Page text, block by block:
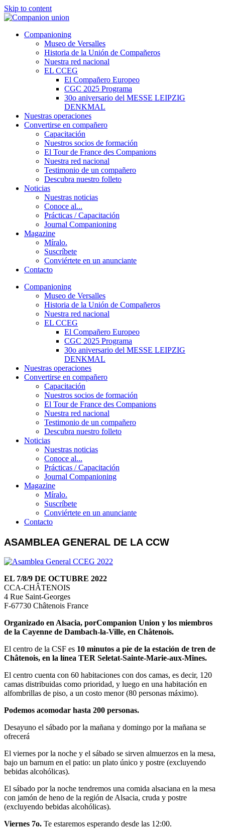
Skip to content
Companioning
Museo de Versalles
Historia de la Unión de Compañeros
Nuestra red nacional
EL CCEG
El Compañero Europeo
CGC 2025 Programa
30o aniversario del MESSE LEIPZIG
DENKMAL
Nuestras operaciones
Convertirse en compañero
Capacitación
Nuestros socios de formación
El Tour de France des Companions
Nuestra red nacional
Testimonio de un compañero
Descubra nuestro folleto
Noticias
Nuestras noticias
Conoce al...
Prácticas / Capacitación
Journal Companioning
Magazine
Míralo.
Suscríbete
Conviértete en un anunciante
Contacto
Companioning
Museo de Versalles
Historia de la Unión de Compañeros
Nuestra red nacional
EL CCEG
El Compañero Europeo
CGC 2025 Programa
30o aniversario del MESSE LEIPZIG
DENKMAL
Nuestras operaciones
Convertirse en compañero
Capacitación
Nuestros socios de formación
El Tour de France des Companions
Nuestra red nacional
Testimonio de un compañero
Descubra nuestro folleto
Noticias
Nuestras noticias
Conoce al...
Prácticas / Capacitación
Journal Companioning
Magazine
Míralo.
Suscríbete
Conviértete en un anunciante
Contacto
ASAMBLEA GENERAL DE LA CCW
EL 7/8/9 DE OCTUBRE 2022
CCA-CHÂTENOIS
4 Rue Saint-Georges
F-67730 Châtenois France
Organizado en Alsacia, porCompanion Union y los miembros
de la Cayenne de Dambach-la-Ville, en Châtenois.
El centro de la CSF es 10 minutos a pie de la estación de tren de
Châtenois, en la línea TER Seletat-Sainte-Marie-aux-Mines.
El centro cuenta con 60 habitaciones con dos camas, es decir, 120
camas distribuidas como prioridad, y luego en una habitación en
alfombrillas de piso, a un costo menor (80 personas máximo).
Podemos acomodar hasta 200 personas.
Desayuno el sábado por la mañana y domingo por la mañana se
ofrecerá
El viernes por la noche y el sábado se sirven almuerzos en la mesa,
bajo un barnum en el patio: un plato único y postre (excluyendo
bebidas alcohólicas).
El sábado por la noche tendremos una comida alsaciana en la mesa
con jamón de heno de la región de Alsacia, cruda y postre
(excluyendo bebidas alcohólicas).
Viernes 7o. Te estaremos esperando desde las 12:00.